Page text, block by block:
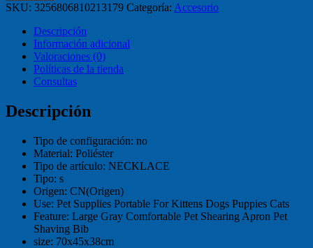
SKU: 3256806810213179 Categoría: Accesorio
Descripción
Información adicional
Valoraciones (0)
Políticas de la tienda
Consultas
Descripción
Tipo de configuración: no
Material: Poliéster
Tipo de artículo: NECKLACE
Tipo: s
Origen: CN(Origen)
Use: Pet Supplies Portable For Kittens Dogs Puppies Cats
Feature: Large Gray Comfortable Pet Shearing Apron Pet
Shaving Bib
size: 70x45x38cm